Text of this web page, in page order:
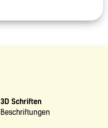
3D Schriften
Beschriftungen